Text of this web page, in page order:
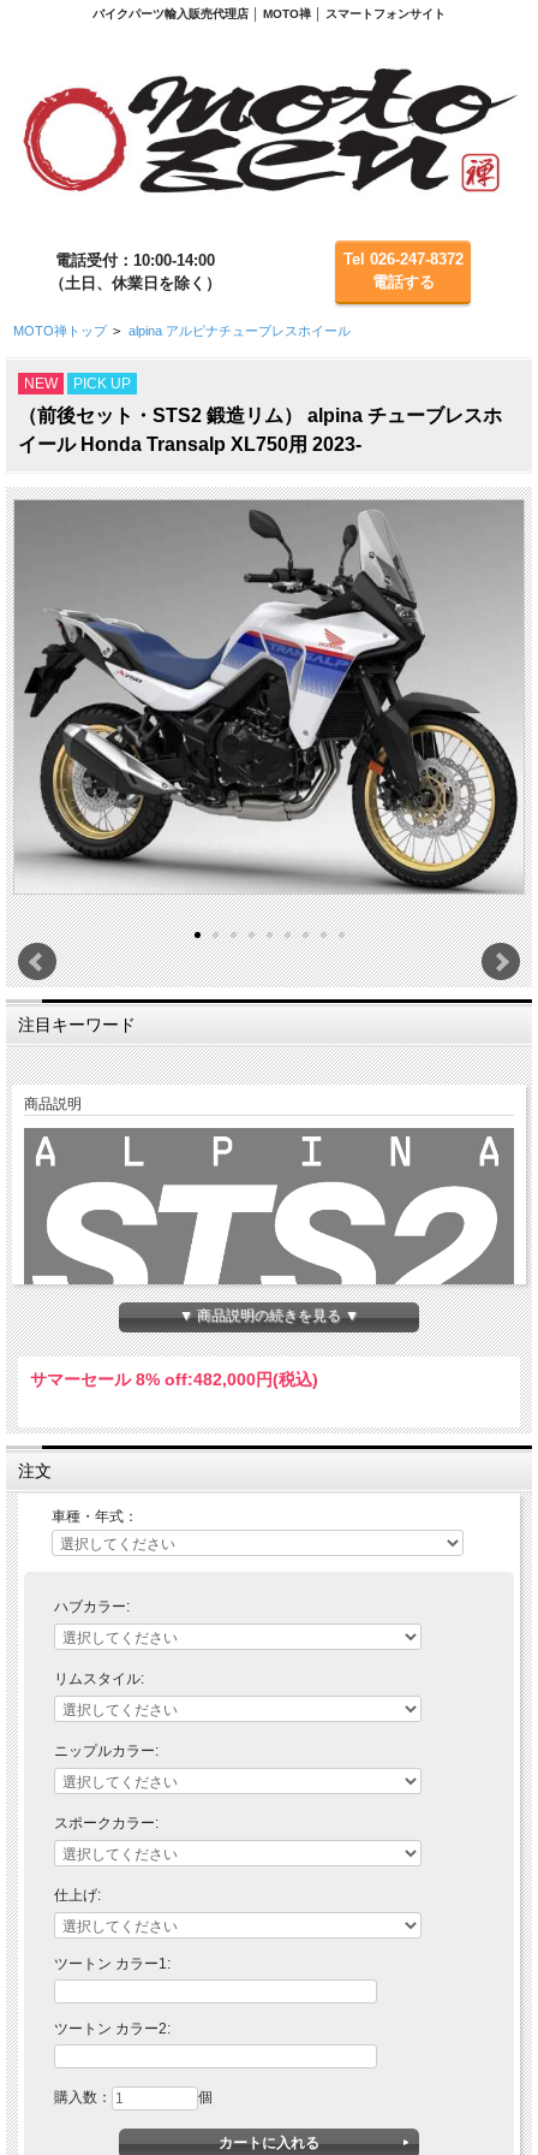
バイクパーツ輸入販売代理店 │ MOTO禅 │ スマートフォンサイト
電話受付：10:00-14:00
（土日、休業日を除く）
Tel 026-247-8372
電話する
MOTO禅トップ > alpina アルピナチューブレスホイール
NEW PICK UP
（前後セット・STS2 鍛造リム） alpina チューブレスホ
イール Honda Transalp XL750用 2023-
注目キーワード
商品説明
・アルミ製ハブ（6082-T6）CNC
・軽さと剛性を両立させる二つの直径を持つダブルバテッドスポークを採用
・ホイールは純正ホイールと完全に互換性があり、ボルトオンの状態でお届けしま
す。スタンダードバイクに標準装備されているコンポーネントを交換する必要はあ
りません。
・100％ Made in Italy. 製造に妥協せず、安価な部品は使用していません。
鍛造リムを採用 ：
従来の押出成形型リムの代わりに鍛造リムを標準装備しました。一つのアルミニウ
これらの製品にはアルミ製リムの製造において最高の技術が使われています。
最もエクストリームなオフロードアクティビティの間でさえ信じられないほど車両
抵抗が小さくなり、ハンドリングと乗り心地の良さを実感できます。
STS 2ニップルはシングルOリングを採用している当社の標準チューブレスシステ
ムの進化型です。
12mmリム幅の厚みを増やしたことでダブルOリングの使用を可能にしシーリング
▼ 商品説明の続きを見る ▼
サマーセール 8% off:482,000円(税込)
注文
車種・年式：
ハブカラー:
リムスタイル:
ニップルカラー:
スポークカラー:
仕上げ:
ツートン カラー1:
ツートン カラー2:
購入数： 個